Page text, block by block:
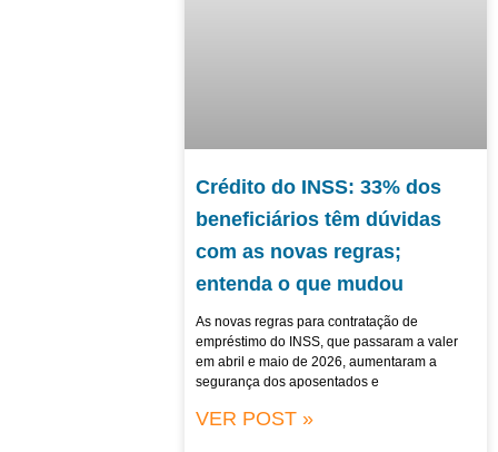
Crédito do INSS: 33% dos
beneficiários têm dúvidas
com as novas regras;
entenda o que mudou
As novas regras para contratação de
empréstimo do INSS, que passaram a valer
em abril e maio de 2026, aumentaram a
segurança dos aposentados e
VER POST »